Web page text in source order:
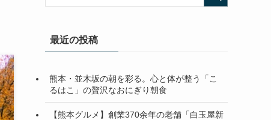
最近の投稿
熊本・並木坂の朝を彩る。心と体が整う「こ
るはこ」の贅沢なおにぎり朝食
【熊本グルメ】創業370余年の老舗「白玉屋新